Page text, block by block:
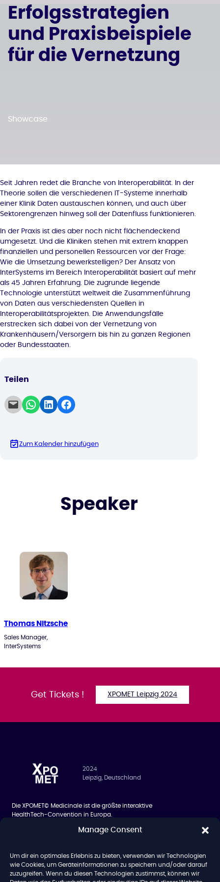
Manage Consent
Um dir ein optimales Erlebnis zu bieten, verwenden wir Technologien
wie Cookies, um Geräteinformationen zu speichern und/oder darauf
zuzugreifen. Wenn du diesen Technologien zustimmst, können wir
Erfolgsstrategien
und Praxisbeispiele
für die Vernetzung
Showcase
Seit Jahren redet die Branche von Interoperabilität. In der
Theorie sollen die verschiedenen IT-Systeme innerhalb
einer Klinik Daten austauschen können, und auch über
Sektorengrenzen hinweg soll der Datenfluss funktionieren.
In der Praxis ist dies aber noch nicht flächendeckend
umgesetzt. Und die Kliniken stehen mit extrem knappen
finanziellen und personellen Ressourcen vor der Frage:
Wie die Umsetzung bewerkstelligen? Der Ansatz von
InterSystems im Bereich Interoperabilität basiert auf mehr
als 45 Jahren Erfahrung. Die zugrunde liegende
Technologie unterstützt weltweit die Zusammenführung
von Daten aus verschiedensten Quellen in
Interoperabilitätsprojekten. Die Anwendungsfälle
erstrecken sich dabei von der Vernetzung von
Krankenhäusern/Versorgern bis hin zu ganzen Regionen
oder Bundesstaaten.
Teilen
Email this Page Share on WhatsApp Share on LinkedIn Share on Facebook
Zum Kalender hinzufügen
Speaker
Thomas Nitzsche
Sales Manager,
InterSystems
Get Tickets ! XPOMET Leipzig 2024
2024
Leipzig, Deutschland
Die XPOMET© Medicinale ist die größte interaktive
HealthTech-Convention in Europa.
Siilo Networking App
Hotel
Über uns
Team
Blog